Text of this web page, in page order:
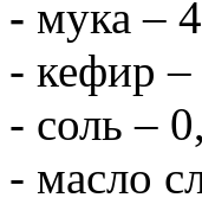
- мука –
- кефир –
- соль –
- масло